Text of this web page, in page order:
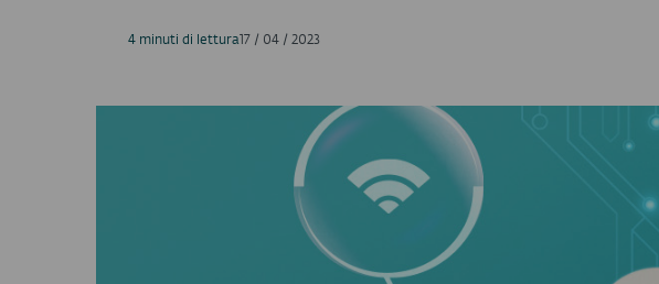
4 minuti di lettura17 / 04 / 2023